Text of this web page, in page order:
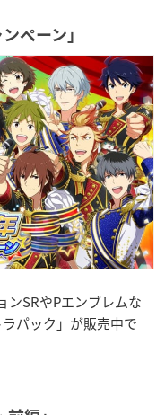
ペーン」
ンSRやPエンブレムな
パック」が販売中で